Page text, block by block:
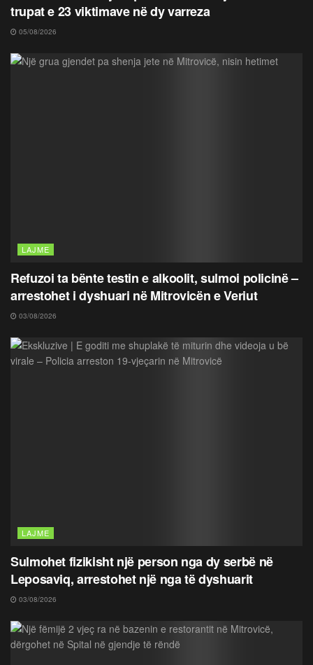
trupat e 23 viktimave në dy varreza
05/08/2026
LAJME
Refuzoi ta bënte testin e alkoolit, sulmoi policinë –
arrestohet i dyshuari në Mitrovicën e Veriut
03/08/2026
LAJME
Sulmohet fizikisht një person nga dy serbë në
Leposaviq, arrestohet një nga të dyshuarit
03/08/2026